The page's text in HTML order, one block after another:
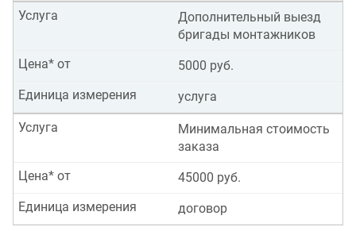
Дополнительный выезд
бригады монтажников
Услуга
5000 руб.
Цена* от
услуга
Единица измерения
Минимальная стоимость
заказа
Услуга
45000 руб.
Цена* от
договор
Единица измерения